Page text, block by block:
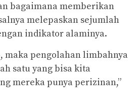
bagaimana memberikan
melepaskan sejumlah
indikator alaminya.
maka pengolahan limbahnya
satu yang bisa kita
mereka punya perizinan,”